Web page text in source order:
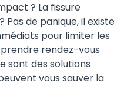
? La fissure
de panique, il existe
pour limiter les
rendez-vous
sont des solutions
vous sauver la